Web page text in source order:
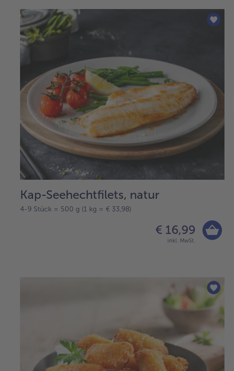
Kap-Seehechtfilets, natur
4-9 Stück = 500 g (1 kg = € 33,98)
€ 16,99
inkl. MwSt.